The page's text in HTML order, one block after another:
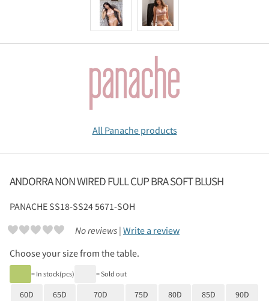
All Panache products
ANDORRA NON WIRED FULL CUP BRA SOFT BLUSH
PANACHE SS18-SS24 5671-SOH
No reviews | Write a review
Choose your size from the table.
= In stock(pcs) = Sold out
60D 65D 70D 75D 80D 85D 90D